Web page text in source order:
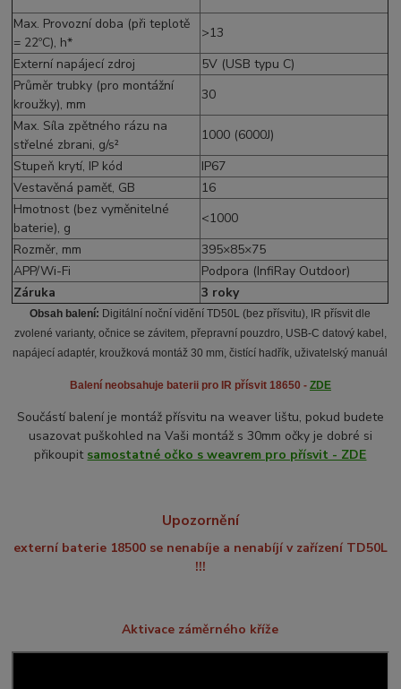
Max. Provozní doba (při teplotě
= 22ºC), h*
>13
Externí napájecí zdroj
5V (USB typu C)
Průměr trubky (pro montážní
kroužky), mm
30
Max. Síla zpětného rázu na
střelné zbrani, g/s²
1000 (6000J)
Stupeň krytí, IP kód
IP67
Vestavěná paměť, GB
16
Hmotnost (bez vyměnitelné
baterie), g
<1000
Rozměr, mm
395×85×75
APP/Wi-Fi
Podpora (InfiRay Outdoor)
Záruka
3 roky
Obsah balení: Digitální noční vidění TD50L (bez přísvitu), IR přísvit dle
zvolené varianty, očnice se závitem, přepravní pouzdro, USB-C datový kabel,
napájecí adaptér, kroužková montáž 30 mm, čistící hadřík, uživatelský manuál
Balení neobsahuje baterii pro IR přísvit 18650 - ZDE
Součástí balení je montáž přísvitu na weaver lištu, pokud budete
usazovat puškohled na Vaši montáž s 30mm očky je dobré si
přikoupit samostatné očko s weavrem pro přísvit - ZDE
Upozornění
externí baterie 18500 se nenabíje a nenabíjí v zařízení TD50L
!!!
Aktivace záměrného kříže